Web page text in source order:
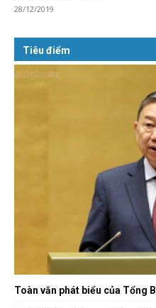
28/12/2019
Tiêu điểm
Toàn văn phát biểu của Tổng